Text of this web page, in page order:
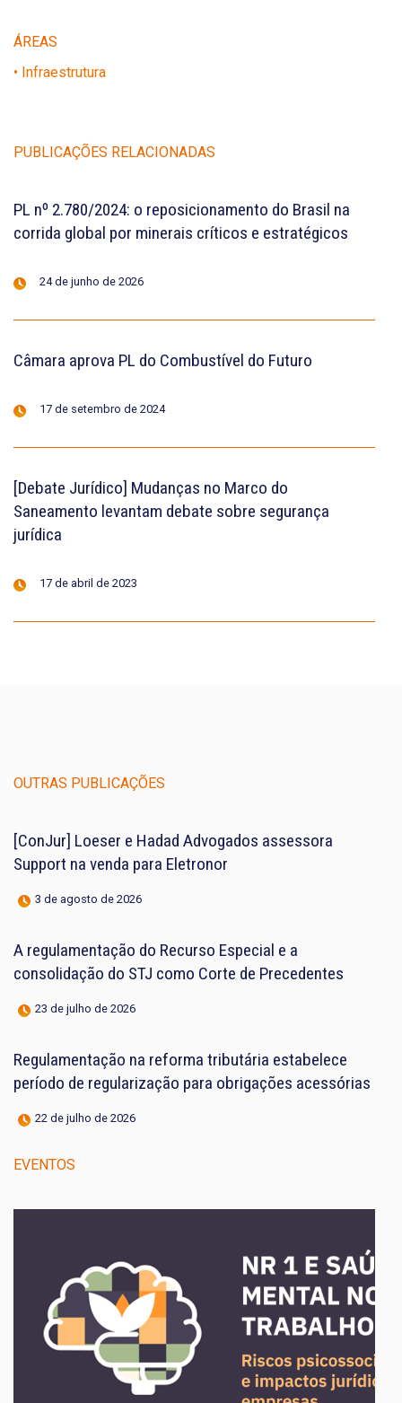
ÁREAS
• Infraestrutura
PUBLICAÇÕES RELACIONADAS
PL nº 2.780/2024: o reposicionamento do Brasil na
corrida global por minerais críticos e estratégicos
24 de junho de 2026
Câmara aprova PL do Combustível do Futuro
17 de setembro de 2024
[Debate Jurídico] Mudanças no Marco do
Saneamento levantam debate sobre segurança
jurídica
17 de abril de 2023
OUTRAS PUBLICAÇÕES
[ConJur] Loeser e Hadad Advogados assessora
Support na venda para Eletronor
3 de agosto de 2026
A regulamentação do Recurso Especial e a
consolidação do STJ como Corte de Precedentes
23 de julho de 2026
Regulamentação na reforma tributária estabelece
período de regularização para obrigações acessórias
22 de julho de 2026
EVENTOS